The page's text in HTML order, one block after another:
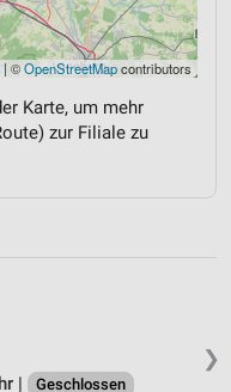
| ©OpenStreetMapcontributors
Karte, um mehr
zur Filiale zu
❯
|
Geschlossen